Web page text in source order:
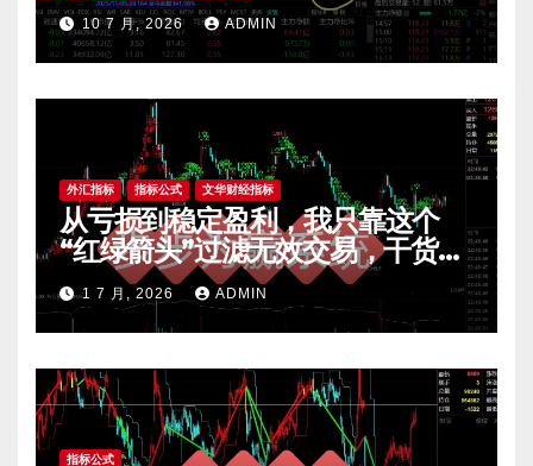
10 7 月, 2026 ADMIN
外汇指标 指标公式 文华财经指标
从亏损到稳定盈利，我只靠这个
“红绿箭头”过滤无效交易，干货全
公开 mt4指标
1 7 月, 2026 ADMIN
指标公式